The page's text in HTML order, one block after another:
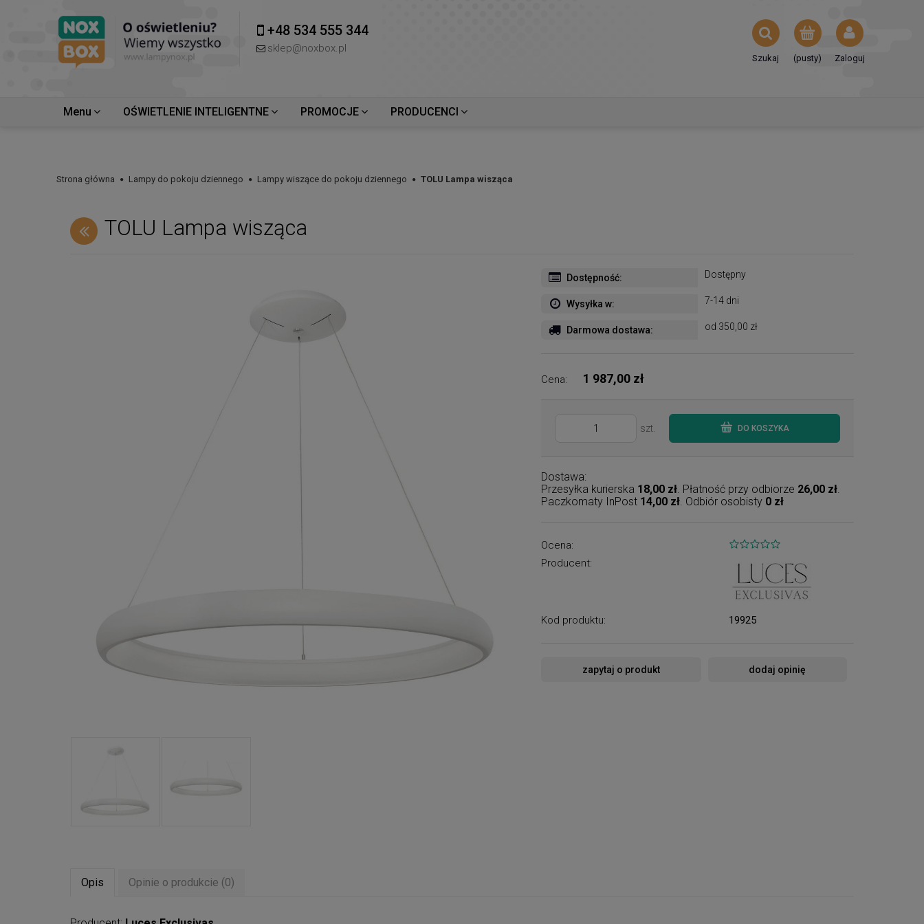
+48 534 555 344
sklep@noxbox.pl
(pusty) Zaloguj
Szukaj
Menu OŚWIETLENIE INTELIGENTNE PROMOCJE PRODUCENCI
Strona główna Lampy do pokoju dziennego Lampy wiszące do pokoju dziennego TOLU Lampa wisząca
TOLU Lampa wisząca
Dostępność: Dostępny
Wysyłka w: 7-14 dni
Darmowa dostawa: od 350,00 zł
Cena: 1 987,00 zł
szt. DO KOSZYKA
Dostawa:
Przesyłka kurierska 18,00 zł. Płatność przy odbiorze 26,00 zł.
Paczkomaty InPost 14,00 zł. Odbiór osobisty 0 zł
Ocena:
Producent:
Kod produktu: 19925
zapytaj o produkt dodaj opinię
Opis Opinie o produkcie (0)